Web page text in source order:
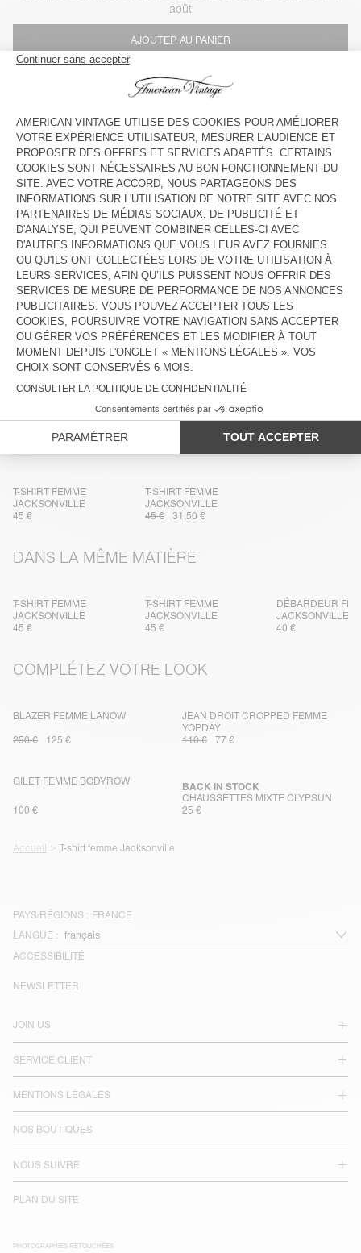
août
AJOUTER AU PANIER
VOIR LA DISPONIBILITE EN MAGASIN
VOIR LE LOOK
DESCRIPTION
TAILLE ET COUPE
COMPOSITION
ENTRETIEN
TRAÇABILITÉ
PLUS DE COULEURS
T-SHIRT FEMME
JACKSONVILLE
45 €
T-SHIRT FEMME
JACKSONVILLE
45 €
31,50 €
DANS LA MÊME MATIÈRE
T-SHIRT FEMME
JACKSONVILLE
45 €
T-SHIRT FEMME
JACKSONVILLE
45 €
DÉBARDEUR
JACKSONVILLE
40 €
COMPLÉTEZ VOTRE LOOK
BLAZER FEMME LANOW
250 € 125 €
JEAN DROIT CROPPED FEMME
YOPDAY
110 €
77 €
GILET FEMME BODYROW
100 €
CHAUSSETTES MIXTE CLYPSUN
BACK IN STOCK
25 €
Accueil T-shirt femme Jacksonville
PAYS/RÉGIONS : FRANCE
LANGUE :
ACCESSIBILITÉ
JOIN US
SERVICE CLIENT
MENTIONS LÉGALES
NOS BOUTIQUES
NOUS SUIVRE
PLAN DU SITE
NEWSLETTER
PHOTOGRAPHIES RETOUCHÉES